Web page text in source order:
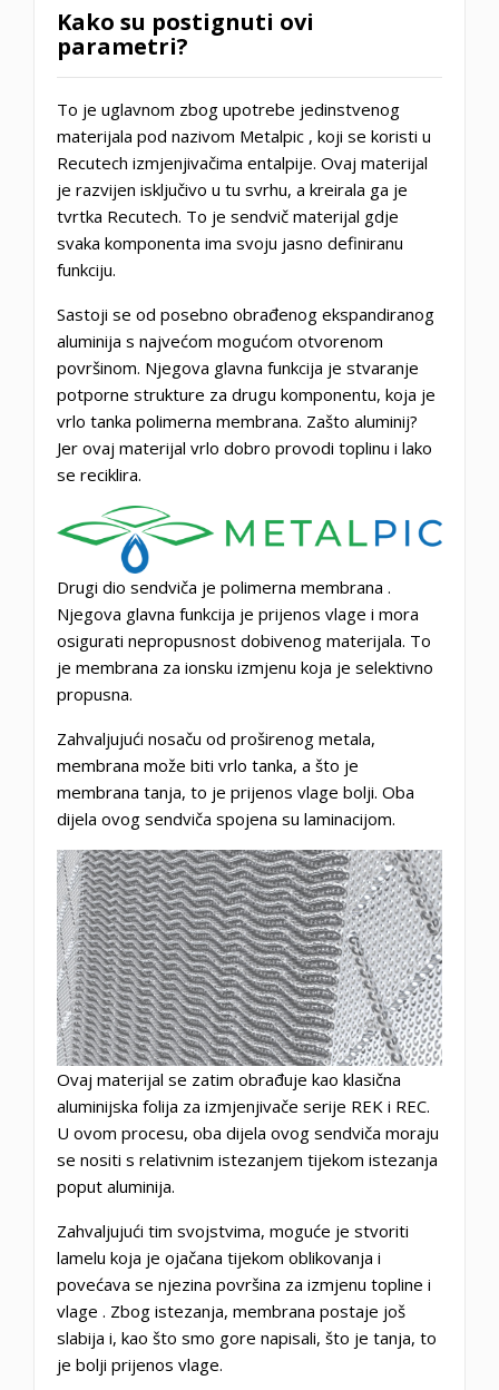
Kako su postignuti ovi
parametri?
To je uglavnom zbog upotrebe jedinstvenog
materijala pod nazivom Metalpic , koji se koristi u
Recutech izmjenjivačima entalpije. Ovaj materijal
je razvijen isključivo u tu svrhu, a kreirala ga je
tvrtka Recutech. To je sendvič materijal gdje
svaka komponenta ima svoju jasno definiranu
funkciju.
Sastoji se od posebno obrađenog ekspandiranog
aluminija s najvećom mogućom otvorenom
površinom. Njegova glavna funkcija je stvaranje
potporne strukture za drugu komponentu, koja je
vrlo tanka polimerna membrana. Zašto aluminij?
Jer ovaj materijal vrlo dobro provodi toplinu i lako
se reciklira.
Drugi dio sendviča je polimerna membrana .
Njegova glavna funkcija je prijenos vlage i mora
osigurati nepropusnost dobivenog materijala. To
je membrana za ionsku izmjenu koja je selektivno
propusna.
Zahvaljujući nosaču od proširenog metala,
membrana može biti vrlo tanka, a što je
membrana tanja, to je prijenos vlage bolji. Oba
dijela ovog sendviča spojena su laminacijom.
Ovaj materijal se zatim obrađuje kao klasična
aluminijska folija za izmjenjivače serije REK i REC.
U ovom procesu, oba dijela ovog sendviča moraju
se nositi s relativnim istezanjem tijekom istezanja
poput aluminija.
Zahvaljujući tim svojstvima, moguće je stvoriti
lamelu koja je ojačana tijekom oblikovanja i
povećava se njezina površina za izmjenu topline i
vlage . Zbog istezanja, membrana postaje još
slabija i, kao što smo gore napisali, što je tanja, to
je bolji prijenos vlage.